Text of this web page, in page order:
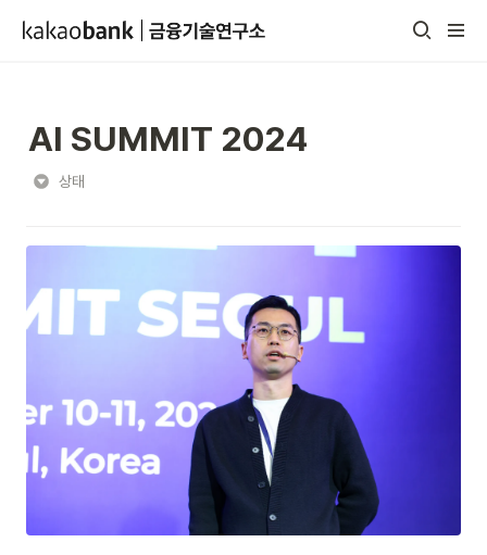
AI SUMMIT 2024
상태